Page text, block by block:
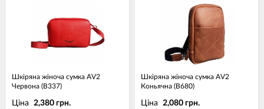
Шкіряна жіноча сумка AV2
Червона (B337)
Ціна 2,380 грн.
Шкіряна жіноча сумка AV2
Коньячна (B680)
Ціна 2,080 грн.